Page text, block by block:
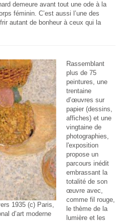
demeure avant tout une ode à la
féminin. C’est aussi l’une des
autant de bonheur à ceux qui la
1935 (c) Paris,
d’art moderne
Rassemblant
plus de 75
peintures, une
trentaine
d’œuvres sur
papier (dessins,
affiches) et une
vingtaine de
photographies,
l'exposition
propose un
parcours inédit
embrassant la
totalité de son
œuvre avec,
comme fil rouge,
le thème de la
lumière et les